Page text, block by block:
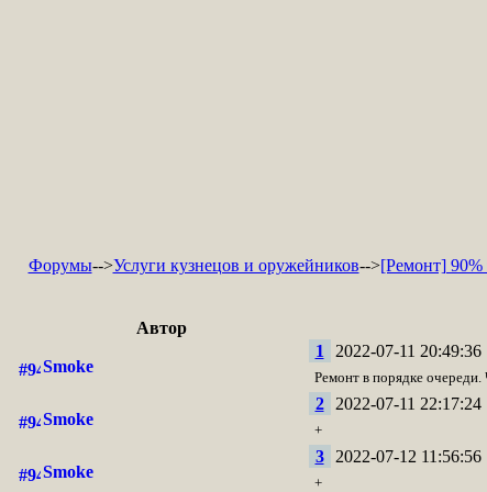
Форумы-->Услуги кузнецов и оружейников-->[Ремонт] 90%
Автор
Smoke
1 2022-07-11 20:49:36
Ремонт в порядке
Smoke
2 2022-07-11 22:17:24
+
Smoke
3 2022-07-12 11:56:56
+